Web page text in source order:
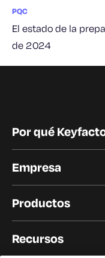
PQC
El estado de la
de 2024
Por qué
Historias de clientes
Empresa
Carreras profesionales
Redacción
Productos
Plataforma PKI moderna
PKI como servicio
Recursos